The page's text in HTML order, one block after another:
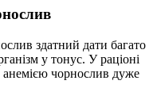
здатний дати багато
у тонус. У раціоні
анемією чорнослив дуже